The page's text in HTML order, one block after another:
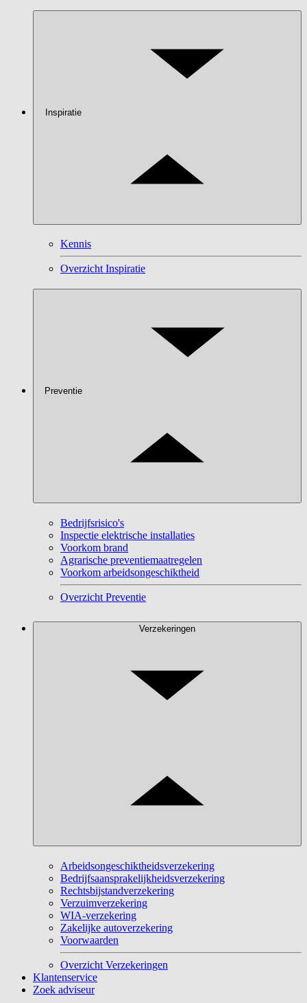
Inspiratie
Kennis
Overzicht Inspiratie
Preventie
Bedrijfsrisico's
Inspectie elektrische installaties
Voorkom brand
Agrarische preventiemaatregelen
Voorkom arbeidsongeschiktheid
Overzicht Preventie
Verzekeringen
Arbeidsongeschiktheidsverzekering
Bedrijfsaansprakelijkheidsverzekering
Rechtsbijstandverzekering
Verzuimverzekering
WIA-verzekering
Zakelijke autoverzekering
Voorwaarden
Overzicht Verzekeringen
Klantenservice
Zoek adviseur